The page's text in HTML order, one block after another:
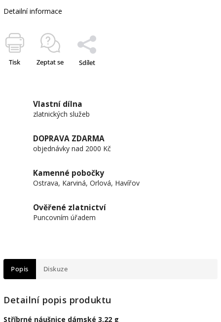
Detailní informace
Tisk Zeptat se Sdílet
Vlastní dílna
zlatnických služeb
DOPRAVA ZDARMA
objednávky nad 2000 Kč
Kamenné pobočky
Ostrava, Karviná, Orlová, Havířov
Ověřené zlatnictví
Puncovním úřadem
Popis Diskuze
Detailní popis produktu
Stříbrné náušnice dámské 3,22 g